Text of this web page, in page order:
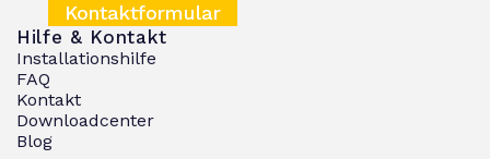
Kontaktformular
Hilfe & Kontakt
Installationshilfe
FAQ
Kontakt
Downloadcenter
Blog